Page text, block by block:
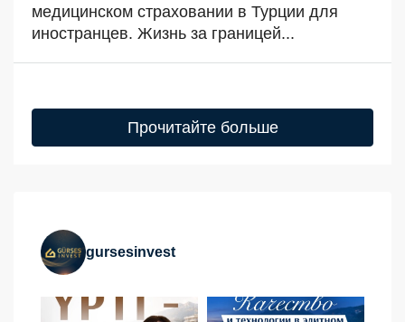
медицинском страховании в Турции для
иностранцев. Жизнь за границей...
Прочитайте больше
gursesinvest